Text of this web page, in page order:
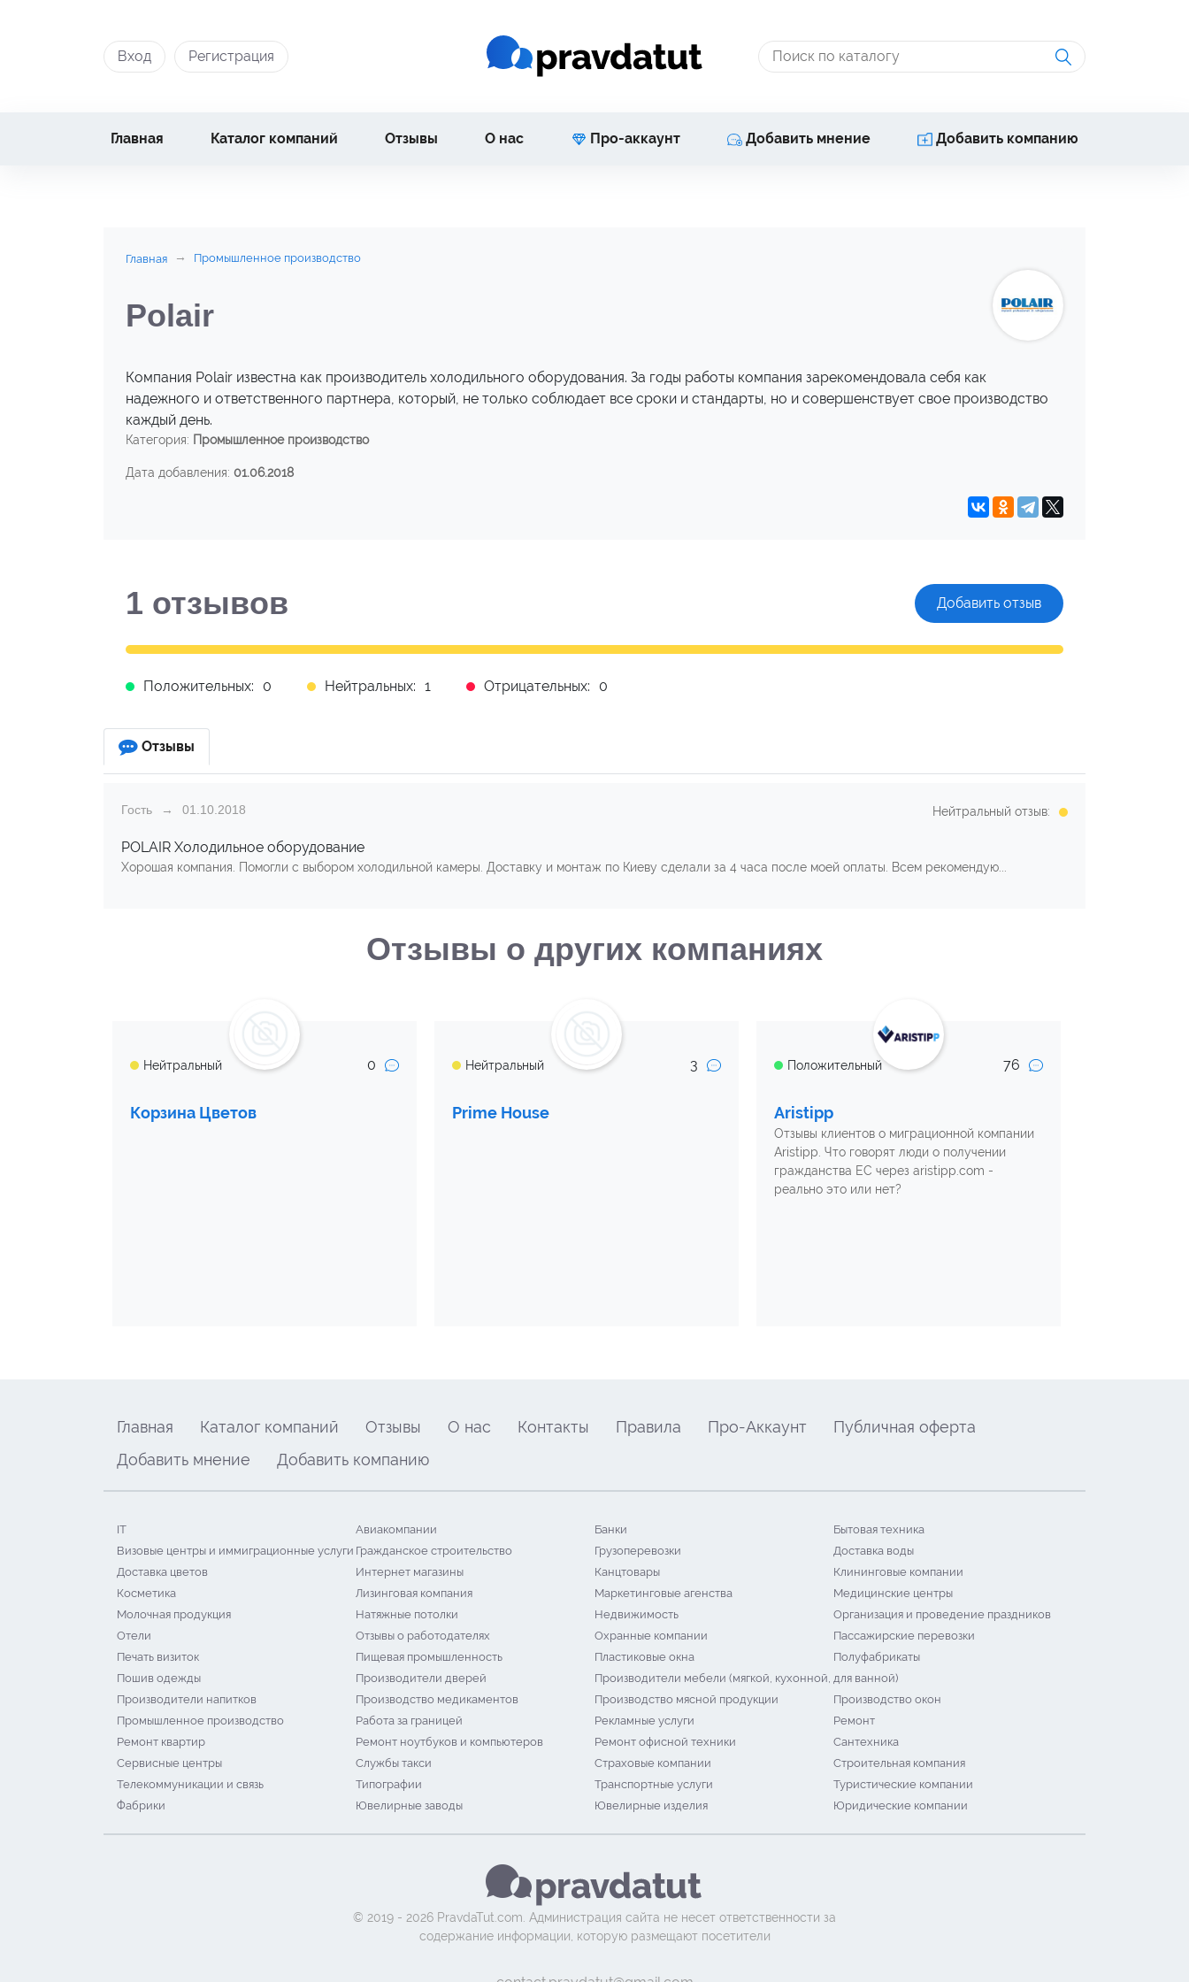
Вход Регистрация
Главная Каталог компаний Отзывы О нас Про-аккаунт Добавить мнение Добавить компанию
Главная Промышленное производство
Polair
Компания Polair известна как производитель холодильного оборудования. За годы работы компания зарекомендовала себя как
надежного и ответственного партнера, который, не только соблюдает все сроки и стандарты, но и совершенствует свое производство
каждый день.
Категория: Промышленное производство
Дата добавления: 01.06.2018
1 отзывов Добавить отзыв
Положительных: 0 Нейтральных: 1 Отрицательных: 0
Отзывы
Гость 01.10.2018 Нейтральный отзыв:
POLAIR Холодильное оборудование
Хорошая компания. Помогли с выбором холодильной камеры. Доставку и монтаж по Киеву сделали за 4 часа после моей оплаты. Всем рекомендую...
Отзывы о других компаниях
Нейтральный 0
Корзина Цветов
Нейтральный 3
Prime House
Положительный 76
Aristipp
Отзывы клиентов о миграционной компании
Aristipp. Что говорят люди о получении
гражданства ЕС через aristipp.com -
реально это или нет?
Главная Каталог компаний Отзывы О нас Контакты Правила Про-Аккаунт
Публичная оферта
Добавить мнение
Добавить компанию
IT Авиакомпании Банки
Бытовая техника
Визовые центры и иммиграционные услуги Гражданское строительство Грузоперевозки
Доставка воды
Доставка цветов
Интернет магазины Канцтовары
Клининговые компании
Косметика
Лизинговая компания Маркетинговые агенства
Медицинские центры
Молочная продукция
Натяжные потолки Недвижимость
Организация и проведение праздников
Отели
Отзывы о работодателях Охранные компании
Пассажирские перевозки
Печать визиток
Пищевая промышленность Пластиковые окна
Полуфабрикаты
Пошив одежды
Производители дверей
Производители мебели (мягкой, кухонной, для ванной)
Производители напитков
Производство медикаментов Производство мясной продукции
Производство окон
Промышленное производство
Работа за границей Рекламные услуги
Ремонт
Ремонт квартир
Ремонт ноутбуков и компьютеров Ремонт офисной техники
Сантехника
Сервисные центры
Службы такси Страховые компании
Строительная компания
Телекоммуникации и связь
Типографии Транспортные услуги
Туристические компании
Фабрики
Ювелирные заводы Ювелирные изделия Юридические компании
© 2019 - 2026 PravdaTut.com. Администрация сайта не несет ответственности за
содержание информации, которую размещают посетители